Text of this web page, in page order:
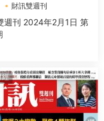
財訊雙週刊
週刊 2024年2月1日 第
經